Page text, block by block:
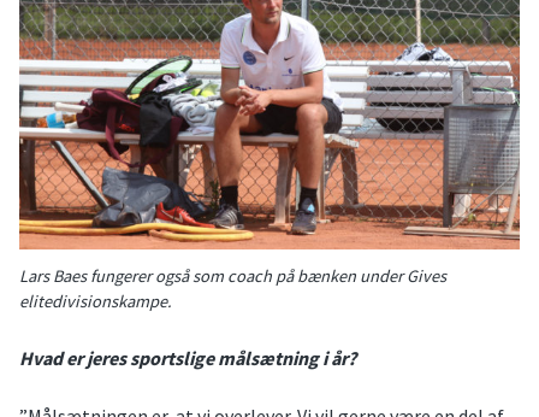
Lars Baes fungerer også som coach på bænken under Gives
elitedivisionskampe.
Hvad er jeres sportslige målsætning i år?